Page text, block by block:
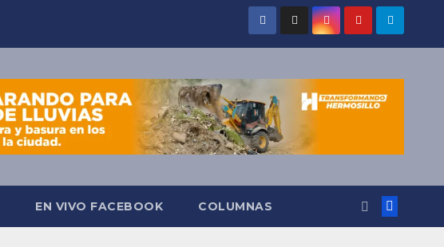
EN VIVO FACEBOOK COLUMNAS